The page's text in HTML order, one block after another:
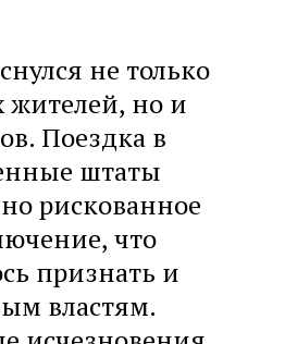
не только
жителей, но и
Поездка в
штаты
рискованное
что
признать и
властям.